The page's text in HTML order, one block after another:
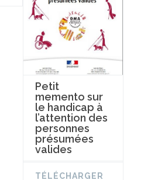
Petit
memento sur
le handicap à
l’attention des
personnes
présumées
valides
TÉLÉCHARGER